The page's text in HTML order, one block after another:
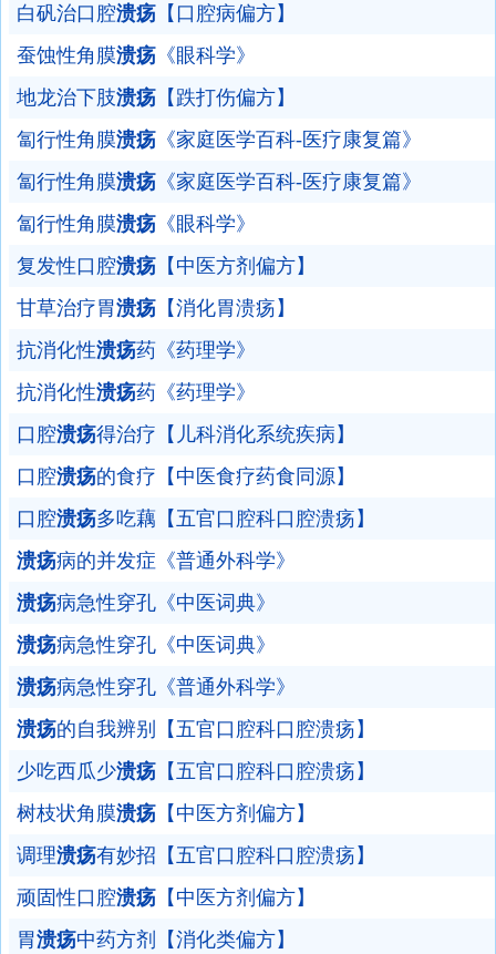
白矾治口腔溃疡 【口腔病偏方】
蚕蚀性角膜溃疡 《眼科学》
地龙治下肢溃疡 【跌打伤偏方】
匐行性角膜溃疡 《家庭医学百科-医疗康复篇》
匐行性角膜溃疡 《家庭医学百科-医疗康复篇》
匐行性角膜溃疡 《眼科学》
复发性口腔溃疡 【中医方剂偏方】
甘草治疗胃溃疡 【消化胃溃疡】
抗消化性溃疡药《药理学》
抗消化性溃疡药《药理学》
口腔溃疡得治疗【儿科消化系统疾病】
口腔溃疡的食疗【中医食疗药食同源】
口腔溃疡多吃藕【五官口腔科口腔溃疡】
溃疡病的并发症《普通外科学》
溃疡病急性穿孔《中医词典》
溃疡病急性穿孔《中医词典》
溃疡病急性穿孔《普通外科学》
溃疡的自我辨别【五官口腔科口腔溃疡】
少吃西瓜少溃疡 【五官口腔科口腔溃疡】
树枝状角膜溃疡 【中医方剂偏方】
调理溃疡有妙招【五官口腔科口腔溃疡】
顽固性口腔溃疡 【中医方剂偏方】
胃溃疡中药方剂【消化类偏方】